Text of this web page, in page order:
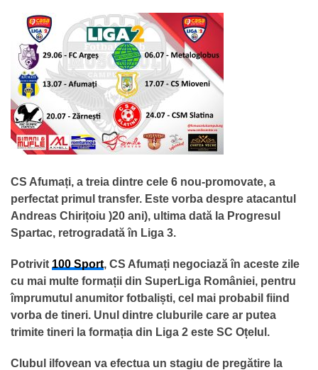
CS Afumați, a treia dintre cele 6 nou-promovate, a
perfectat primul transfer. Este vorba despre atacantul
Andreas Chirițoiu )20 ani), ultima dată la Progresul
Spartac, retrogradată în Liga 3.
Potrivit 100 Sport, CS Afumați negociază în aceste zile
cu mai multe formații din SuperLiga României, pentru
împrumutul anumitor fotbaliști, cel mai probabil fiind
vorba de tineri. Unul dintre cluburile care ar putea
trimite tineri la formația din Liga 2 este SC Oțelul.
Clubul ilfovean va efectua un stagiu de pregătire la